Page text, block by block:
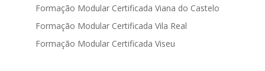
Formação Modular Certificada Viana do Castelo
Formação Modular Certificada Vila Real
Formação Modular Certificada Viseu